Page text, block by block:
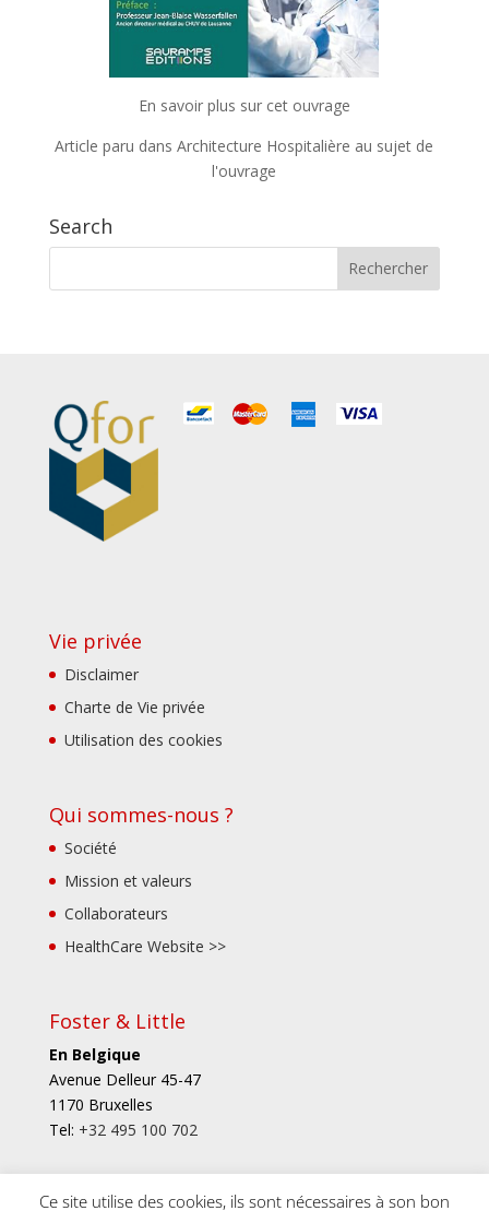
En savoir plus sur cet ouvrage
Article paru dans Architecture Hospitalière au sujet de
l'ouvrage
Search
Vie privée
Disclaimer
Charte de Vie privée
Utilisation des cookies
Qui sommes-nous ?
Société
Mission et valeurs
Collaborateurs
HealthCare Website >>
Foster & Little
En Belgique
Avenue Delleur 45-47
1170 Bruxelles
Tel: +32 495 100 702
Ce site utilise des cookies, ils sont nécessaires à son bon